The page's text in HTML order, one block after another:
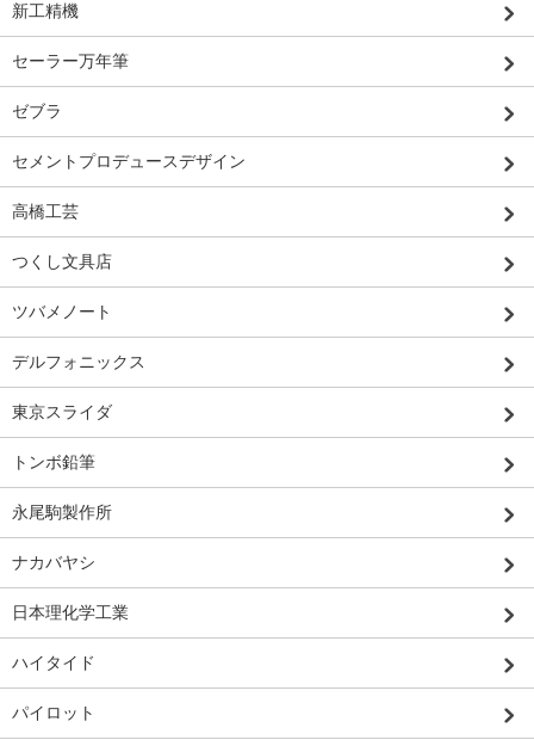
新工精機
セーラー万年筆
ゼブラ
セメントプロデュースデザイン
高橋工芸
つくし文具店
ツバメノート
デルフォニックス
東京スライダ
トンボ鉛筆
永尾駒製作所
ナカバヤシ
日本理化学工業
ハイタイド
パイロット